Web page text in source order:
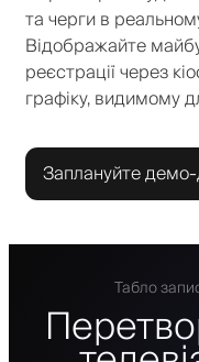
та черги в
Відображайте
реєстрації через
графіку, видимому
Заплануйте демо-
Табло